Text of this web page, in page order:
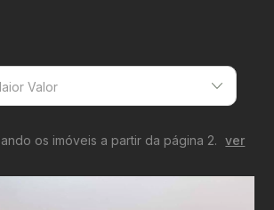
Valor
Maior Valor
Menor Área
os imóveis a partir da página 2.
ver